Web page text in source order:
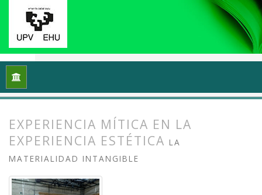
Inicio
EXPERIENCIA MÍTICA EN LA
EXPERIENCIA ESTÉTICA LA
MATERIALIDAD INTANGIBLE